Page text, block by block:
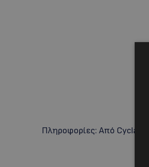
Πληροφορίες: Aπό